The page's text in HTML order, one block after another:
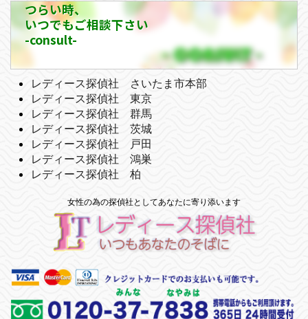
つらい時、
いつでもご相談下さい
-consult-
レディース探偵社 さいたま市本部
レディース探偵社 東京
レディース探偵社 群馬
レディース探偵社 茨城
レディース探偵社 戸田
レディース探偵社 鴻巣
レディース探偵社 柏
女性の為の探偵社としてあなたに寄り添います